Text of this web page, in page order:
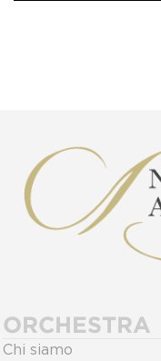
ORCHESTRA
Chi siamo